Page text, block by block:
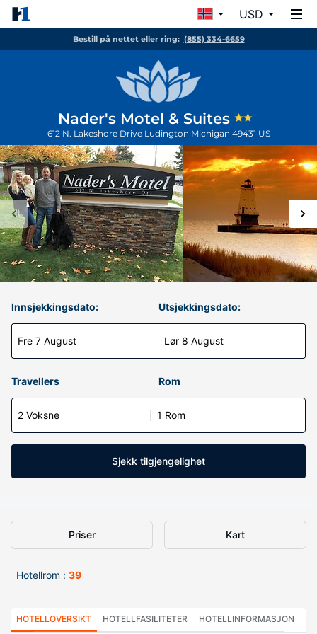
USD
Bestill på nettet eller ring: (855) 334-6659
Nader's Motel & Suites
612 N. Lakeshore Drive Ludington Michigan 49431 US
Innsjekkingsdato:
Fre 7 August
Utsjekkingsdato:
Lør 8 August
Travellers Rom
2 Voksne 1 Rom
Sjekk tilgjengelighet
Priser Kart
Hotellrom : 39
HOTELLOVERSIKT HOTELLFASILITETER HOTELLINFORMASJON